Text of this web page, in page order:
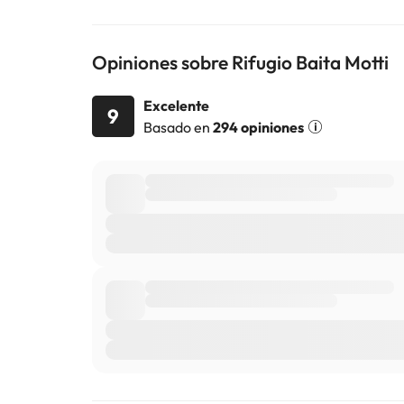
Opiniones sobre Rifugio Baita Motti
9
Excelente
Basado en 294 opiniones